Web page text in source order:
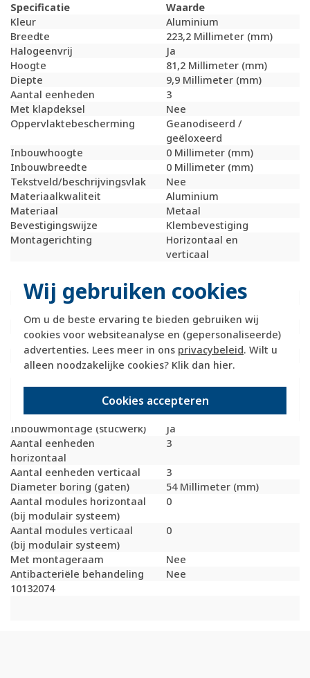
Wij gebruiken cookies
Om u de beste ervaring te bieden gebruiken wij
cookies voor websiteanalyse en (gepersonaliseerde)
advertenties. Lees meer in ons privacybeleid. Wilt u
alleen noodzakelijke cookies? Klik dan hier.
Cookies accepteren
Specificatie
Waarde
Kleur
Aluminium
Breedte
223,2 Millimeter (mm)
Halogeenvrij
Ja
Hoogte
81,2 Millimeter (mm)
Diepte
9,9 Millimeter (mm)
Aantal eenheden
3
Met klapdeksel
Nee
Oppervlaktebescherming
Geanodiseerd /
geëloxeerd
Inbouwhoogte
0 Millimeter (mm)
Inbouwbreedte
0 Millimeter (mm)
Tekstveld/beschrijvingsvlak
Nee
Materiaalkwaliteit
Aluminium
Materiaal
Metaal
Bevestigingswijze
Klembevestiging
Montagerichting
Horizontaal en
verticaal
(vergelijkbaar)
Slagvastheid
IK07
Beschermingsgraad (IP)
IP20
Geschikt voor vloerpot
Nee
Transparant
Nee
Uitvoering oppervlakte
Mat
Geschikt voor wandgoot
Ja
Geschikt voor
inbouwinstallatie (geen
stucwerk)
Ja
Inbouwmontage (stucwerk)
Ja
Aantal eenheden
horizontaal
3
Aantal eenheden verticaal
3
Diameter boring (gaten)
54 Millimeter (mm)
Aantal modules horizontaal
(bij modulair systeem)
0
Aantal modules verticaal
(bij modulair systeem)
0
Met montageraam
Nee
Antibacteriële behandeling
Nee
10132074